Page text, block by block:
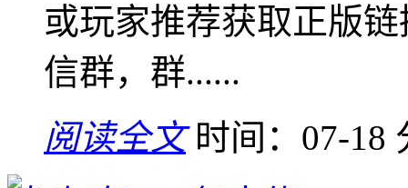
或玩家推荐获取正版
信群，群......
阅读全文 时间：07-18